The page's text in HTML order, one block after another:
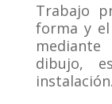
Trabajo
forma y
dibujo,
instalación.